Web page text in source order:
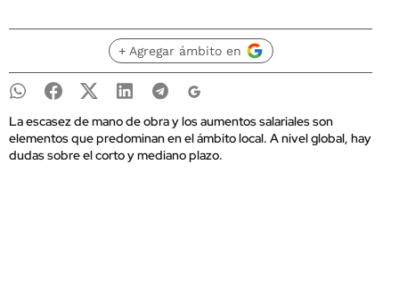
+ Agregar ámbito en
La escasez de mano de obra y los aumentos salariales son
elementos que predominan en el ámbito local. A nivel global, hay
dudas sobre el corto y mediano plazo.